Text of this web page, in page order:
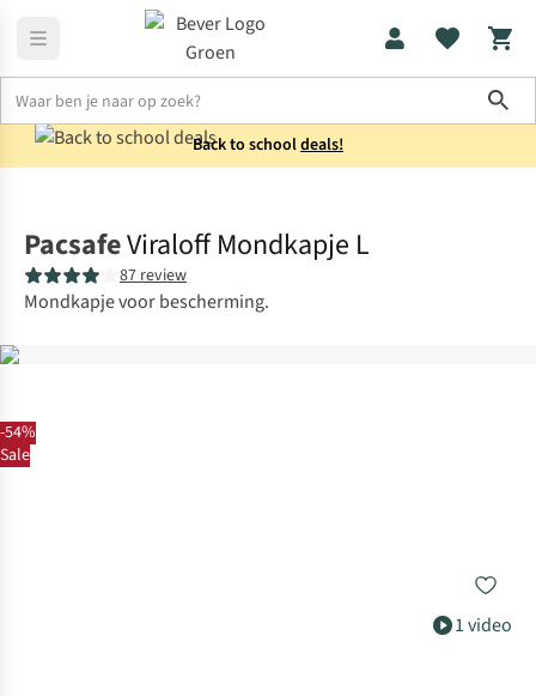
Back to schooldeals!
-54%
Sale
1 video
PacsafeViraloff Mondkapje L
87 review
Mondkapje voor bescherming.